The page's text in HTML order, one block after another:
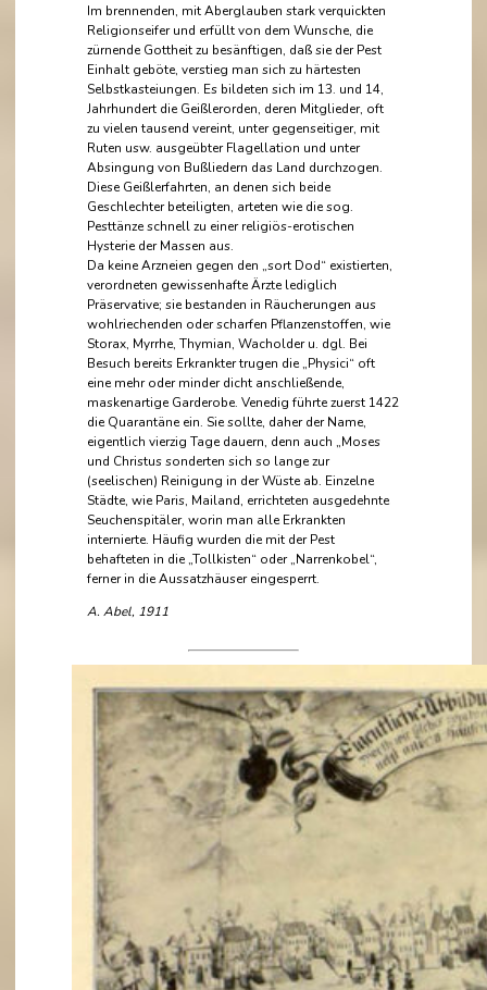
Im brennenden, mit Aberglauben stark verquickten
Religionseifer und erfüllt von dem Wunsche, die
zürnende Gottheit zu besänftigen, daß sie der Pest
Einhalt geböte, verstieg man sich zu härtesten
Selbstkasteiungen. Es bildeten sich im 13. und 14,
Jahrhundert die Geißlerorden, deren Mitglieder, oft
zu vielen tausend vereint, unter gegenseitiger, mit
Ruten usw. ausgeübter Flagellation und unter
Absingung von Bußliedern das Land durchzogen.
Diese Geißlerfahrten, an denen sich beide
Geschlechter beteiligten, arteten wie die sog.
Pesttänze schnell zu einer religiös-erotischen
Hysterie der Massen aus.
Da keine Arzneien gegen den „sort Dod“ existierten,
verordneten gewissenhafte Ärzte lediglich
Präservative; sie bestanden in Räucherungen aus
wohlriechenden oder scharfen Pflanzenstoffen, wie
Storax, Myrrhe, Thymian, Wacholder u. dgl. Bei
Besuch bereits Erkrankter trugen die „Physici“ oft
eine mehr oder minder dicht anschließende,
maskenartige Garderobe. Venedig führte zuerst 1422
die Quarantäne ein. Sie sollte, daher der Name,
eigentlich vierzig Tage dauern, denn auch „Moses
und Christus sonderten sich so lange zur
(seelischen) Reinigung in der Wüste ab. Einzelne
Städte, wie Paris, Mailand, errichteten ausgedehnte
Seuchenspitäler, worin man alle Erkrankten
internierte. Häufig wurden die mit der Pest
behafteten in die „Tollkisten“ oder „Narrenkobel“,
ferner in die Aussatzhäuser eingesperrt.
A. Abel, 1911